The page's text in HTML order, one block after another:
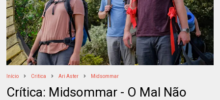
Início Critica Ari Aster Midsommar
Crítica: Midsommar - O Mal Não